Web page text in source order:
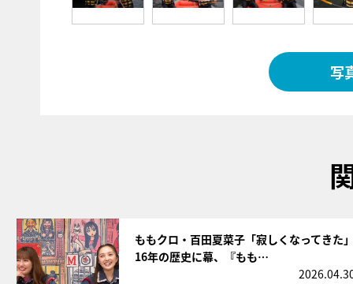
写
ももクロ・百田夏菜子「寂しくなってきた
16年の歴史に幕、『もも…